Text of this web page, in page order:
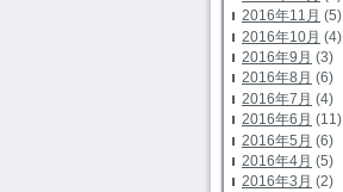
2016年11月 (5)
2016年10月 (4)
2016年9月 (3)
2016年8月 (6)
2016年7月 (4)
2016年6月 (11)
2016年5月 (6)
2016年4月 (5)
2016年3月 (2)